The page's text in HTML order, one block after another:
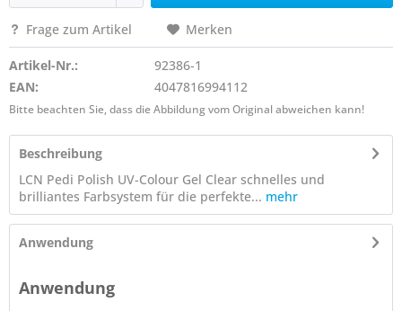
Frage zum Artikel Merken
Artikel-Nr.:
92386-1
EAN:
4047816994112
Bitte beachten Sie, dass die Abbildung vom Original abweichen kann!
Beschreibung
LCN Pedi Polish UV-Colour Gel Clear schnelles und
brilliantes Farbsystem für die perfekte... mehr
Anwendung
Anwendung